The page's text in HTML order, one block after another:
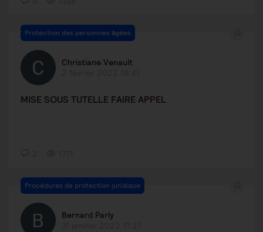
Protection des personnes âgées
Christiane Venault
MISE SOUS TUTELLE FAIRE APPEL
Procédures de protection juridique
Bernard Parly